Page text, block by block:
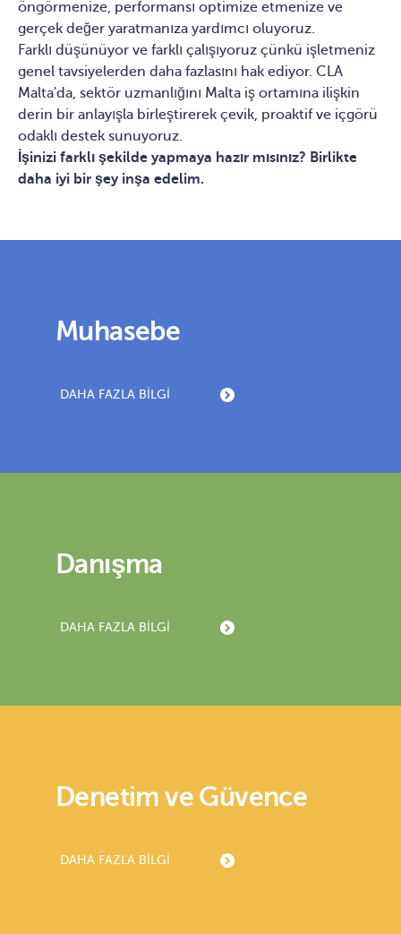
öngörmenize, performansı optimize etmenize ve
gerçek değer yaratmanıza yardımcı oluyoruz.
Farklı düşünüyor ve farklı çalışıyoruz çünkü işletmeniz
genel tavsiyelerden daha fazlasını hak ediyor. CLA
Malta'da, sektör uzmanlığını Malta iş ortamına ilişkin
derin bir anlayışla birleştirerek çevik, proaktif ve içgörü
odaklı destek sunuyoruz.
İşinizi farklı şekilde yapmaya hazır mısınız? Birlikte
daha iyi bir şey inşa edelim.
Muhasebe
DAHA FAZLA BILGI
Danışma
DAHA FAZLA BILGI
Denetim ve Güvence
DAHA FAZLA BILGI